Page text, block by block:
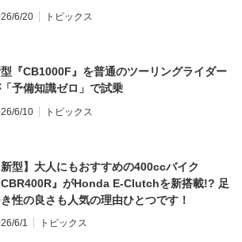
6/20 トピックス
『CB1000F』を普通のツーリングライダー
予備知識ゼロ」で試乗
6/10 トピックス
新型】大人にもおすすめの400ccバイク
CBR400R』がHonda E-Clutchを新搭載!? 足
性の良さも人気の理由ひとつです！
6/1 トピックス